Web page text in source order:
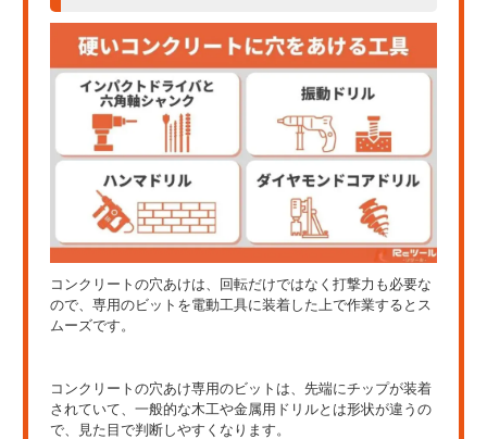
コンクリートの穴あけは、回転だけではなく打撃力も必要な
ので、専用のビットを電動工具に装着した上で作業するとス
ムーズです。
コンクリートの穴あけ専用のビットは、先端にチップが装着
されていて、一般的な木工や金属用ドリルとは形状が違うの
で、見た目で判断しやすくなります。